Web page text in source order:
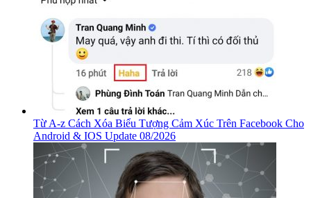
Từ A-z Cách Xóa Biểu Tượng Cảm Xúc Trên Facebook Cho
Android & IOS Update 08/2026